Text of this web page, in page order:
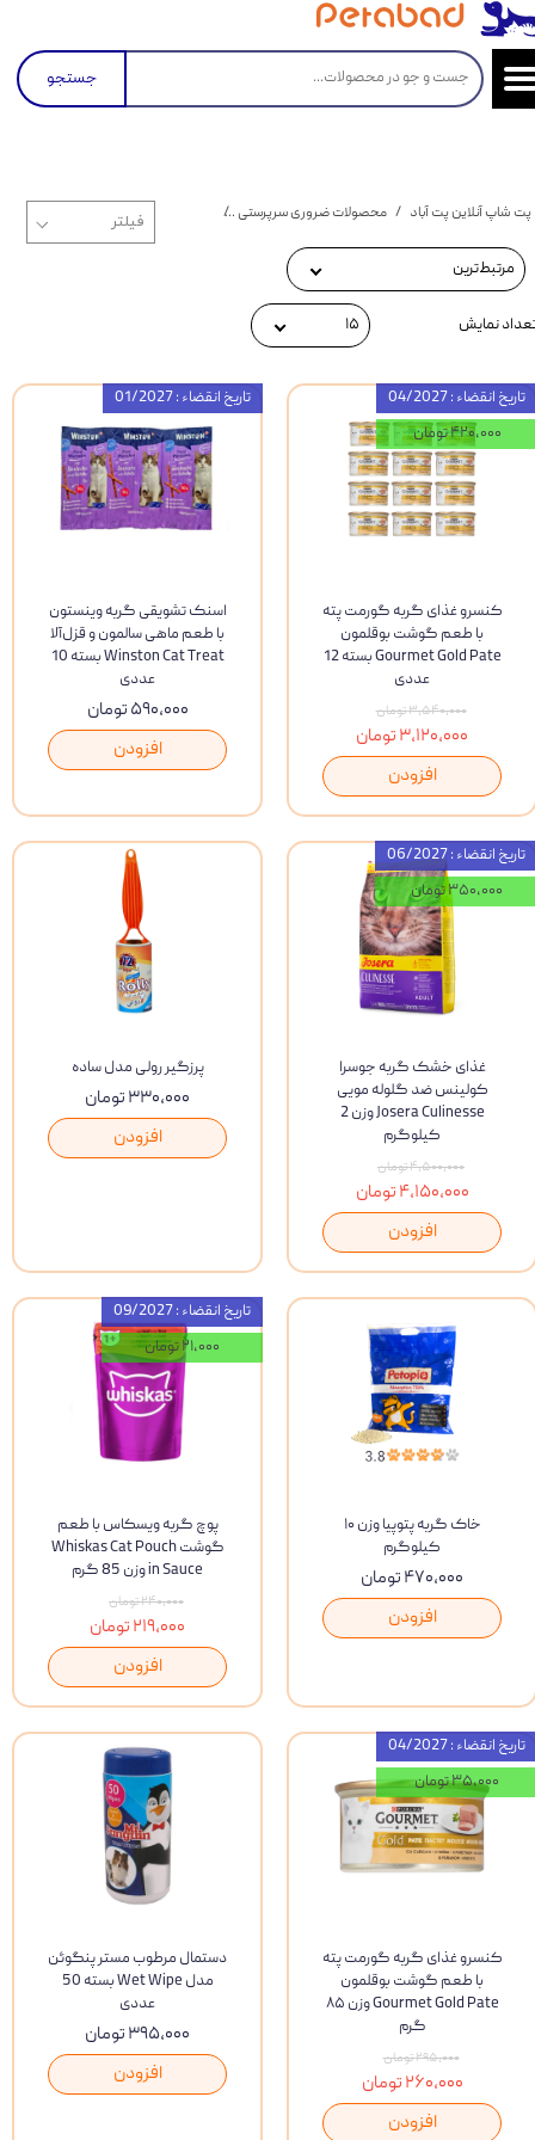
جستجو
پت شاپ آنلاین پت آباد محصولات ضرورى سرپرستى محصولات ضرورى سرپرستى گربه بالغ
مرتبط‌ترین
نمایش ۱۵
کنسرو غذای گربه گورمت پته
با طعم گوشت بوقلمون
Gourmet Gold Pate بسته 12
عددی
۳,۵۴۰,۰۰۰ تومان
۳,۱۲۰,۰۰۰ تومان
افزودن
تاریخ انقضاء : 04/2027
۴۲۰,۰۰۰ تومان
اسنک تشویقی گربه وینستون
با طعم ماهی سالمون و قزل‌آلا
Winston Cat Treat بسته 10
عددی
۵۹۰,۰۰۰ تومان
افزودن
تاریخ انقضاء : 01/2027
غذای خشک گربه جوسرا
کولینس ضد گلوله مویی
Josera Culinesse وزن 2
کیلوگرم
۴,۵۰۰,۰۰۰ تومان
۴,۱۵۰,۰۰۰ تومان
افزودن
تاریخ انقضاء : 06/2027
۳۵۰,۰۰۰ تومان
پرزگیر رولی مدل ساده
۳۳۰,۰۰۰ تومان
افزودن
خاک گربه پتوپیا وزن ۱۰
کیلوگرم
۴۷۰,۰۰۰ تومان
افزودن
پوچ گربه ویسکاس با طعم
گوشت Whiskas Cat Pouch
in Sauce وزن 85 گرم
۲۴۰,۰۰۰ تومان
۲۱۹,۰۰۰ تومان
افزودن
تاریخ انقضاء : 09/2027
۲۱,۰۰۰ تومان
کنسرو غذای گربه گورمت پته
با طعم گوشت بوقلمون
Gourmet Gold Pate وزن ۸۵
گرم
۲۹۵,۰۰۰ تومان
۲۶۰,۰۰۰ تومان
افزودن
تاریخ انقضاء : 04/2027
۳۵,۰۰۰ تومان
دستمال مرطوب مستر پنگوئن
مدل Wet Wipe بسته 50
عددی
۳۹۵,۰۰۰ تومان
افزودن